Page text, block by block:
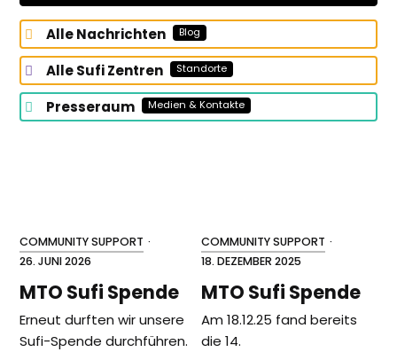
Alle Nachrichten Blog
Alle Sufi Zentren Standorte
Presseraum Medien & Kontakte
COMMUNITY SUPPORT ·
26. JUNI 2026
MTO Sufi Spende
Erneut durften wir unsere
Sufi-Spende durchführen.
COMMUNITY SUPPORT ·
18. DEZEMBER 2025
MTO Sufi Spende
Am 18.12.25 fand bereits
die 14.